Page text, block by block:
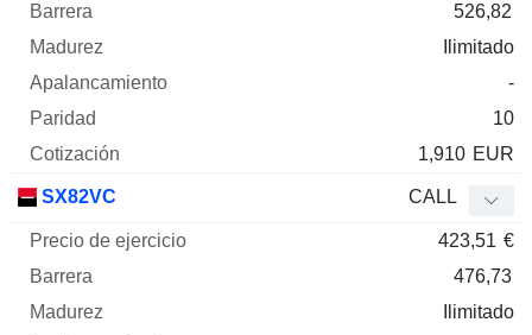
526,82
Ilimitado
-
10
1,910 EUR
SX82VC CALL
423,51 €
476,73
Ilimitado